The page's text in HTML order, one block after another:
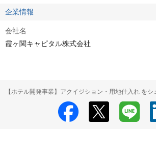
企業情報
会社名
霞ヶ関キャピタル株式会社
【ホテル開発事業】アクイジション・用地仕入れ をシ